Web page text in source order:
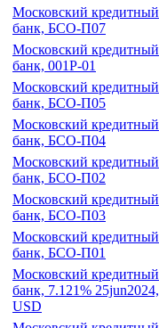
Московский кредитный
банк, БСО-П07
Московский кредитный
банк, 001P-01
Московский кредитный
банк, БСО-П05
Московский кредитный
банк, БСО-П04
Московский кредитный
банк, БСО-П02
Московский кредитный
банк, БСО-П03
Московский кредитный
банк, БСО-П01
Московский кредитный
банк, 7.121% 25jun2024,
USD